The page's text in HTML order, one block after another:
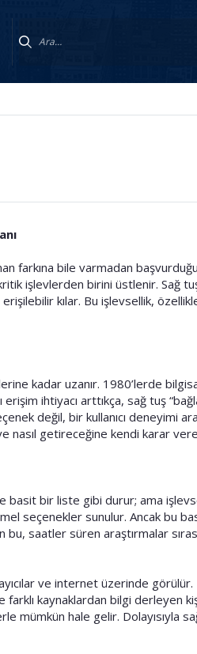
farkına bile varmadan
işlevlerden birini üstlenir. Sağ
kılar. Bu işlevsellik,
kadar uzanır. 1980’lerde
erişim ihtiyacı arttıkça, sağ tuş
değil, bir kullanıcı deneyimi
nasıl getireceğine kendi karar
basit bir liste gibi durur; ama
seçenekler sunulur. Ancak bu
bu, saatler süren araştırmalar
ve internet üzerinde
kaynaklardan bilgi derleyen
mümkün hale gelir.